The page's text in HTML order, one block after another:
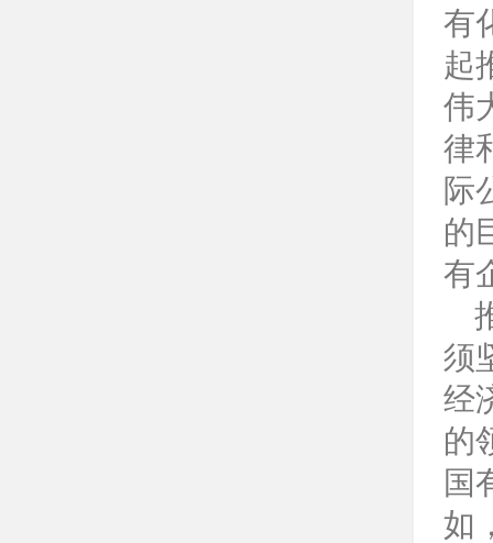
有
起
伟
律
际
的
有
须
经
的
国
如